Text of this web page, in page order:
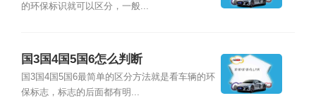
的环保标识就可以区分，一般...
国3国4国5国6怎么判断
国3国4国5国6最简单的区分方法就是看车辆的环
保标志，标志的后面都有明...